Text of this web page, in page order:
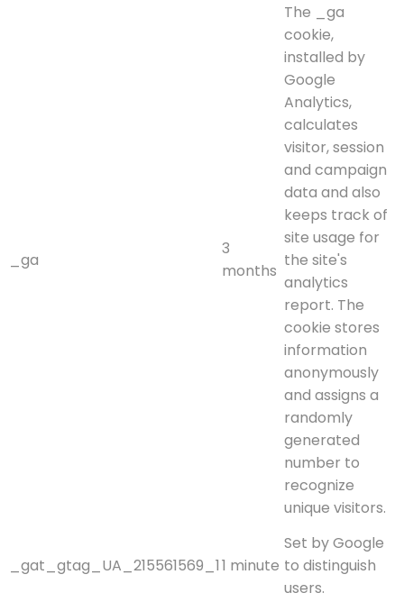
_ga
3
months
The _ga
cookie,
installed by
Google
Analytics,
calculates
visitor, session
and campaign
data and also
keeps track of
site usage for
the site's
analytics
report. The
cookie stores
information
anonymously
and assigns a
randomly
generated
number to
recognize
unique visitors.
_gat_gtag_UA_215561569_11 minute
Set by Google
to distinguish
users.